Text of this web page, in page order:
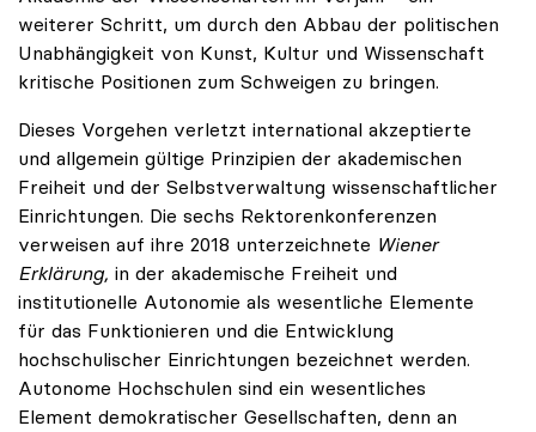
weiterer Schritt, um durch den Abbau der politischen
Unabhängigkeit von Kunst, Kultur und Wissenschaft
kritische Positionen zum Schweigen zu bringen.
Dieses Vorgehen verletzt international akzeptierte
und allgemein gültige Prinzipien der akademischen
Freiheit und der Selbstverwaltung wissenschaftlicher
Einrichtungen. Die sechs Rektorenkonferenzen
verweisen auf ihre 2018 unterzeichnete Wiener
Erklärung, in der akademische Freiheit und
institutionelle Autonomie als wesentliche Elemente
für das Funktionieren und die Entwicklung
hochschulischer Einrichtungen bezeichnet werden.
Autonome Hochschulen sind ein wesentliches
Element demokratischer Gesellschaften, denn an